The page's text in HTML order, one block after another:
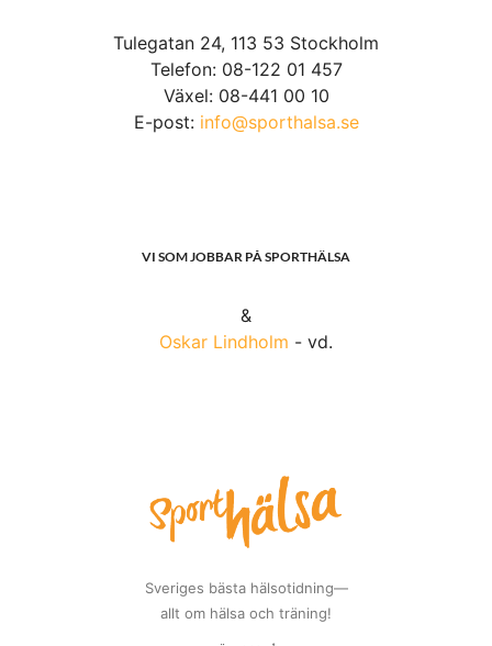
Tulegatan 24, 113 53 Stockholm
Telefon: 08-122 01 457
Växel: 08-441 00 10
E-post: info@sporthalsa.se
VI SOM JOBBAR PÅ SPORTHÄLSA
&
Oskar Lindholm - vd.
Sveriges bästa hälsotidning—
allt om hälsa och träning!